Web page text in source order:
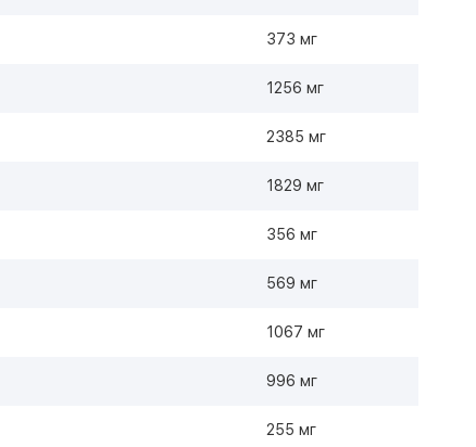
373 мг
1256 мг
2385 мг
1829 мг
356 мг
569 мг
1067 мг
996 мг
255 мг